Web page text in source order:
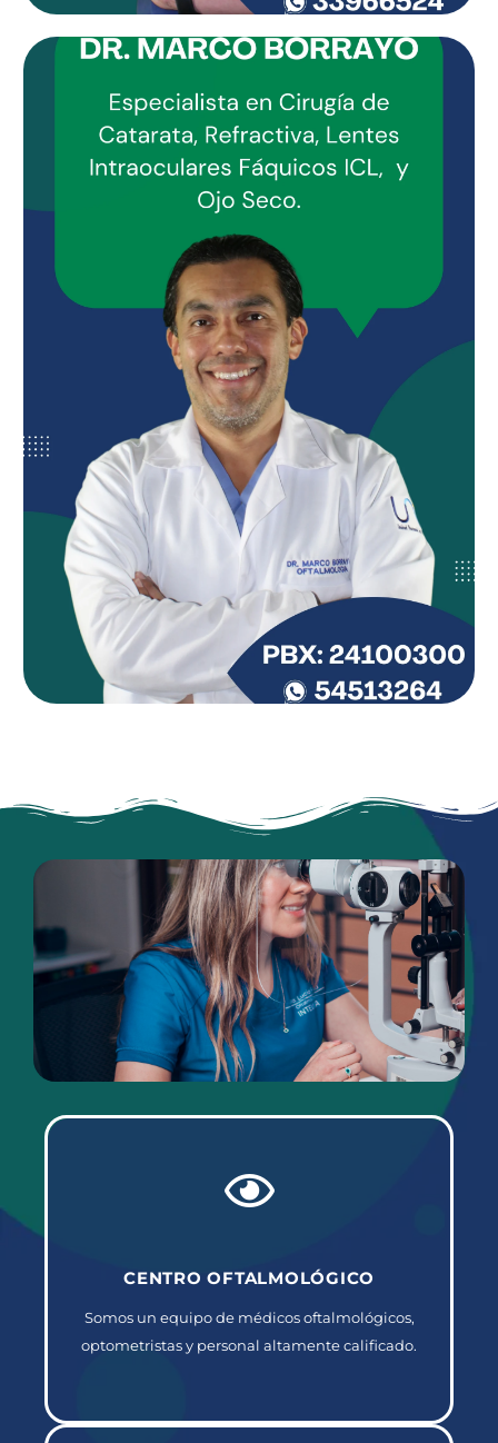
CENTRO OFTALMOLÓGICO
Somos un equipo de médicos oftalmológicos,
optometristas y personal altamente calificado.